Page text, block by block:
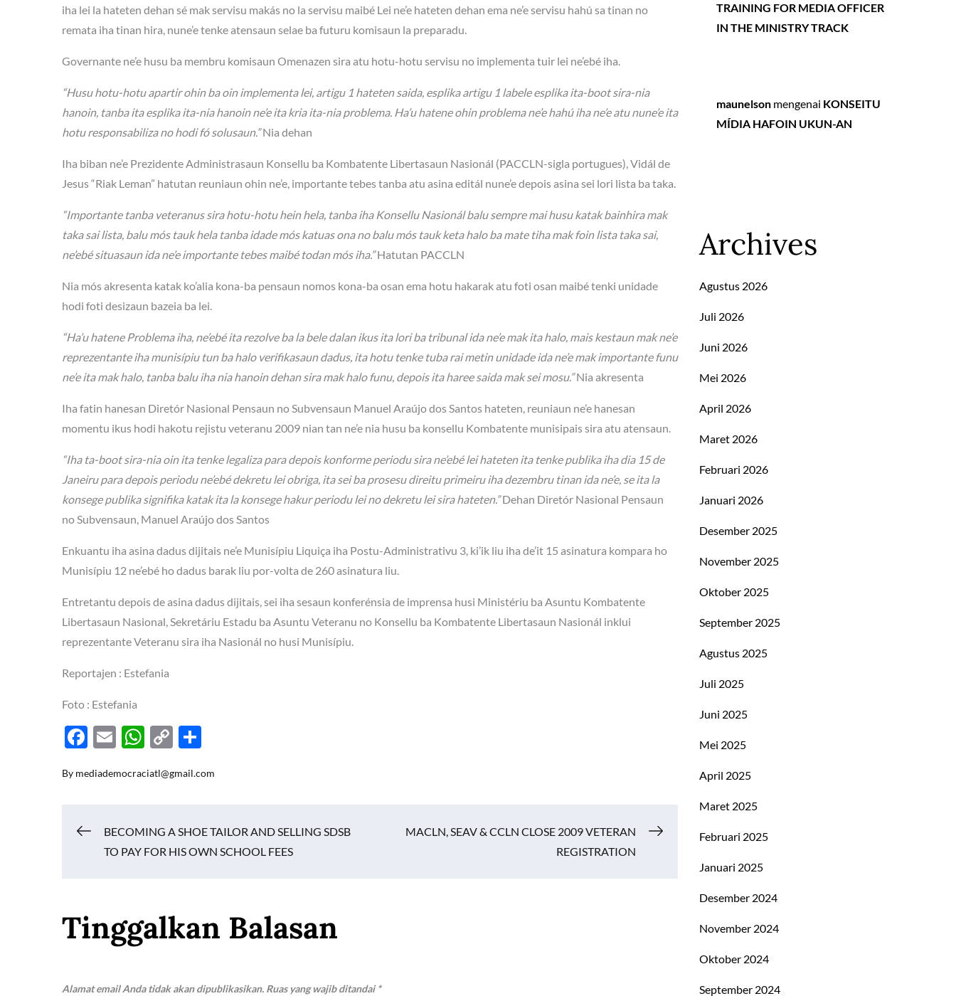
iha lei la hateten dehan sé mak servisu makás no la servisu maibé Lei ne’e hateten dehan ema ne’e servisu hahú sa tinan no
remata iha tinan hira, nune’e tenke atensaun selae ba futuru komisaun la preparadu.
Governante ne’e husu ba membru komisaun Omenazen sira atu hotu-hotu servisu no implementa tuir lei ne’ebé iha.
“Husu hotu-hotu apartir ohin ba oin implementa lei, artigu 1 hateten saida, esplika artigu 1 labele esplika ita-boot sira-nia
hanoin, tanba ita esplika ita-nia hanoin ne’e ita kria ita-nia problema. Ha’u hatene ohin problema ne’e hahú iha ne’e atu nune’e ita
hotu responsabiliza no hodi fó solusaun.”Nia dehan
Iha biban ne’e Prezidente Administrasaun Konsellu ba Kombatente Libertasaun Nasionál (PACCLN-sigla portugues), Vidál de
Jesus “Riak Leman” hatutan reuniaun ohin ne’e, importante tebes tanba atu asina editál nune’e depois asina sei lori lista ba taka.
“Importante tanba veteranus sira hotu-hotu hein hela, tanba iha Konsellu Nasionál balu sempre mai husu katak bainhira mak
taka sai lista, balu mós tauk hela tanba idade mós katuas ona no balu mós tauk keta halo ba mate tiha mak foin lista taka sai,
ne’ebé situasaun ida ne’e importante tebes maibé todan mós iha.”Hatutan PACCLN
Nia mós akresenta katak ko’alia kona-ba pensaun nomos kona-ba osan ema hotu hakarak atu foti osan maibé tenki unidade
hodi foti desizaun bazeia ba lei.
“Ha’u hatene Problema iha, ne’ebé ita rezolve ba la bele dalan ikus ita lori ba tribunal ida ne’e mak ita halo, mais kestaun mak ne’e
reprezentante iha munisípiu tun ba halo verifikasaun dadus, ita hotu tenke tuba rai metin unidade ida ne’e mak importante funu
ne’e ita mak halo, tanba balu iha nia hanoin dehan sira mak halo funu, depois ita haree saida mak sei mosu.”Nia akresenta
Iha fatin hanesan Diretór Nasional Pensaun no Subvensaun Manuel Araújo dos Santos hateten, reuniaun ne’e hanesan
momentu ikus hodi hakotu rejistu veteranu 2009 nian tan ne’e nia husu ba konsellu Kombatente munisipais sira atu atensaun.
“Iha ta-boot sira-nia oin ita tenke legaliza para depois konforme periodu sira ne’ebé lei hateten ita tenke publika iha dia 15 de
Janeiru para depois periodu ne’ebé dekretu lei obriga, ita sei ba prosesu direitu primeiru iha dezembru tinan ida ne’e, se ita la
konsege publika signifika katak ita la konsege hakur periodu lei no dekretu lei sira hateten.”Dehan Diretór Nasional Pensaun
no Subvensaun, Manuel Araújo dos Santos
Enkuantu iha asina dadus dijitais ne’e Munisípiu Liquiça iha Postu-Administrativu 3, ki’ik liu iha de’it 15 asinatura kompara ho
Munisípiu 12 ne’ebé ho dadus barak liu por-volta de 260 asinatura liu.
Entretantu depois de asina dadus dijitais, sei iha sesaun konferénsia de imprensa husi Ministériu ba Asuntu Kombatente
Libertasaun Nasional, Sekretáriu Estadu ba Asuntu Veteranu no Konsellu ba Kombatente Libertasaun Nasionál inklui
reprezentante Veteranu sira iha Nasionál no husi Munisípiu.
Reportajen : Estefania
Foto : Estefania
F
e
o
E
ail
W
at
A
p
C
p
Li
n
ar
By mediademocraciatl@gmail.com
Navigasi
BECOMING A SHOE TAILOR AND SELLING SDSB
TO PAY FOR HIS OWN SCHOOL FEES
MACLN, SEAV & CCLN CLOSE 2009 VETERAN
REGISTRATION
Tinggalkan Balasan
Alamat email Anda tidak akan dipublikasikan. Ruas yang wajib ditandai*
TRAINING FOR MEDIA OFFICER
IN THE MINISTRY TRACK
maunelson mengenai KONSEITU
MÍDIA HAFOIN UKUN-AN
Archives
Agustus 2026
Juli 2026
Juni 2026
Mei 2026
April 2026
Maret 2026
Februari 2026
Januari 2026
Desember 2025
November 2025
Oktober 2025
September 2025
Agustus 2025
Juli 2025
Juni 2025
Mei 2025
April 2025
Maret 2025
Februari 2025
Januari 2025
Desember 2024
November 2024
Oktober 2024
September 2024